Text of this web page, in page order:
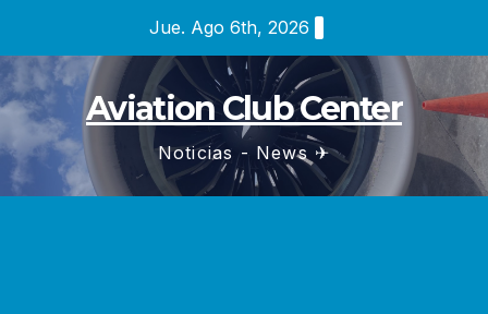
contenido
Jue. Ago 6th, 2026
Aviation Club Center
Noticias - News ✈